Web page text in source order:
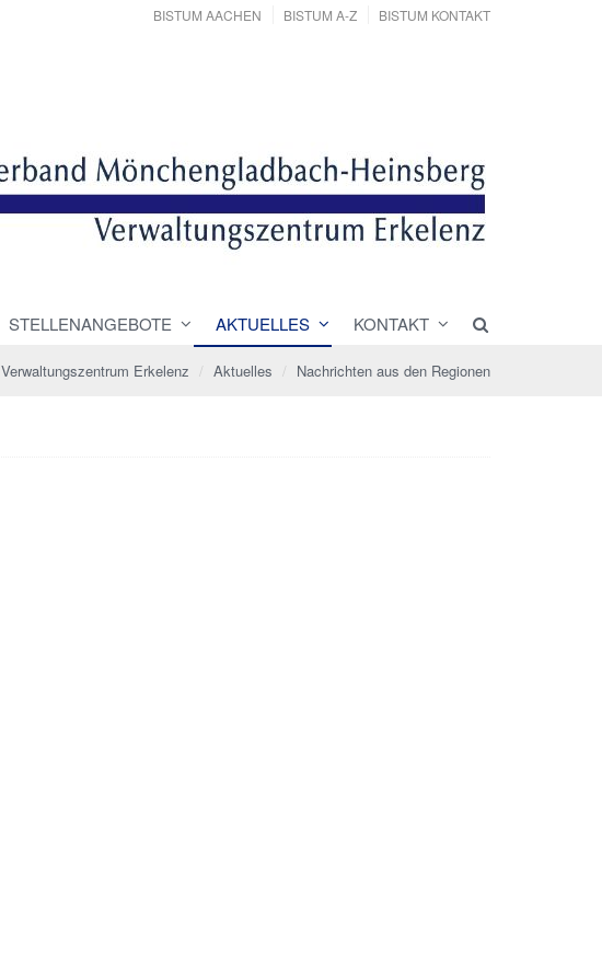
BISTUM AACHEN BISTUM A-Z BISTUM KONTAKT
STELLENANGEBOTE AKTUELLES KONTAKT
Verwaltungszentrum Erkelenz Aktuelles Nachrichten aus den Regionen